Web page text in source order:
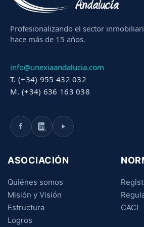
Profesionalizando el sector
hace más de 15 años.
info@unexiaandalucia.com
T. (+34) 955 432 032
M. (+34) 636 163 038
ASOCIACIÓN
Quiénes somos
Misión y Visión
Estructura
Logros
CACI